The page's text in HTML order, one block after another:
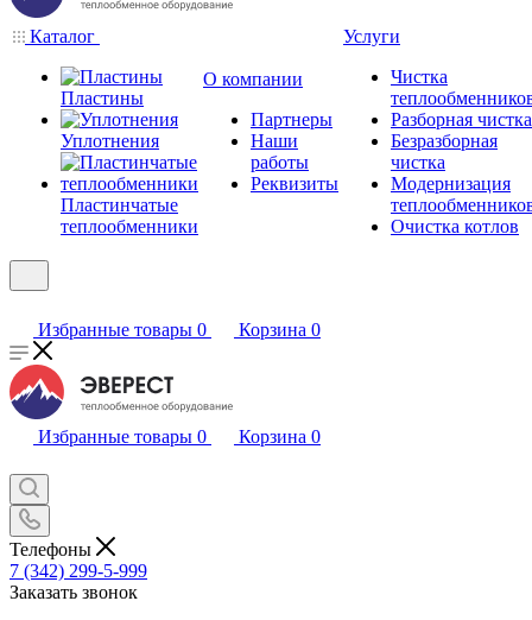
Каталог
Пластины
Уплотнения
Пластинчатые
теплообменники
О компании
Партнеры
Наши
работы
Реквизиты
Услуги
Чистка
Разборная чистка
Безразборная
чистка
Модернизация
Очистка котлов
Избранные товары 0 Корзина 0
Избранные товары 0 Корзина 0
Телефоны
7 (342) 299-5-999
Заказать звонок